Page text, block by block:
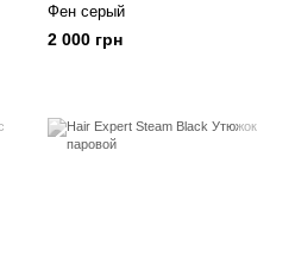
Фен серый
2 000 грн